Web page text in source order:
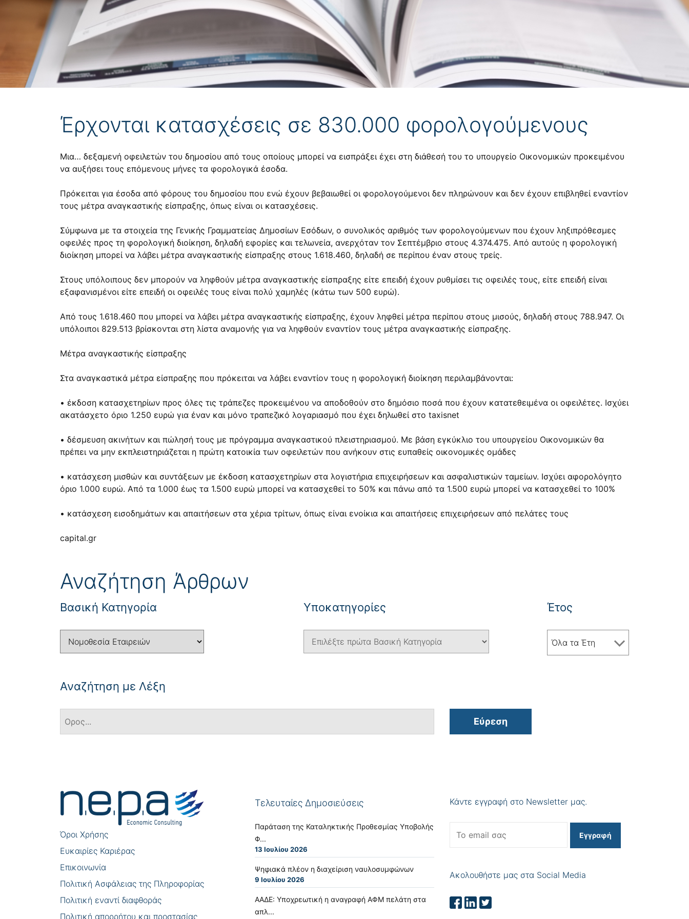
Έρχονται κατασχέσεις σε 830.000 φορολογούμενους
Μια… δεξαμενή οφειλετών του δημοσίου από τους οποίους μπορεί να εισπράξει έχει στη διάθεσή του το υπουργείο Οικονομικών προκειμένου
να αυξήσει τους επόμενους μήνες τα φορολογικά έσοδα.
Πρόκειται για έσοδα από φόρους του δημοσίου που ενώ έχουν βεβαιωθεί οι φορολογούμενοι δεν πληρώνουν και δεν έχουν επιβληθεί εναντίον
τους μέτρα αναγκαστικής είσπραξης, όπως είναι οι κατασχέσεις.
Σύμφωνα με τα στοιχεία της Γενικής Γραμματείας Δημοσίων Εσόδων, ο συνολικός αριθμός των φορολογούμενων που έχουν ληξιπρόθεσμες
οφειλές προς τη φορολογική διοίκηση, δηλαδή εφορίες και τελωνεία, ανερχόταν τον Σεπτέμβριο στους 4.374.475. Από αυτούς η φορολογική
διοίκηση μπορεί να λάβει μέτρα αναγκαστικής είσπραξης στους 1.618.460, δηλαδή σε περίπου έναν στους τρείς.
Στους υπόλοιπους δεν μπορούν να ληφθούν μέτρα αναγκαστικής είσπραξης είτε επειδή έχουν ρυθμίσει τις οφειλές τους, είτε επειδή είναι
εξαφανισμένοι είτε επειδή οι οφειλές τους είναι πολύ χαμηλές (κάτω των 500 ευρώ).
Από τους 1.618.460 που μπορεί να λάβει μέτρα αναγκαστικής είσπραξης, έχουν ληφθεί μέτρα περίπου στους μισούς, δηλαδή στους 788.947. Οι
υπόλοιποι 829.513 βρίσκονται στη λίστα αναμονής για να ληφθούν εναντίον τους μέτρα αναγκαστικής είσπραξης.
Μέτρα αναγκαστικής είσπραξης
Στα αναγκαστικά μέτρα είσπραξης που πρόκειται να λάβει εναντίον τους η φορολογική διοίκηση περιλαμβάνονται:
• έκδοση κατασχετηρίων προς όλες τις τράπεζες προκειμένου να αποδοθούν στο δημόσιο ποσά που έχουν κατατεθειμένα οι οφειλέτες. Ισχύει
ακατάσχετο όριο 1.250 ευρώ για έναν και μόνο τραπεζικό λογαριασμό που έχει δηλωθεί στο taxisnet
• δέσμευση ακινήτων και πώλησή τους με πρόγραμμα αναγκαστικού πλειστηριασμού. Με βάση εγκύκλιο του υπουργείου Οικονομικών θα
πρέπει να μην εκπλειστηριάζεται η πρώτη κατοικία των οφειλετών που ανήκουν στις ευπαθείς οικονομικές ομάδες
• κατάσχεση μισθών και συντάξεων με έκδοση κατασχετηρίων στα λογιστήρια επιχειρήσεων και ασφαλιστικών ταμείων. Ισχύει αφορολόγητο
όριο 1.000 ευρώ. Από τα 1.000 έως τα 1.500 ευρώ μπορεί να κατασχεθεί το 50% και πάνω από τα 1.500 ευρώ μπορεί να κατασχεθεί το 100%
• κατάσχεση εισοδημάτων και απαιτήσεων στα χέρια τρίτων, όπως είναι ενοίκια και απαιτήσεις επιχειρήσεων από πελάτες τους
capital.gr
Αναζήτηση Άρθρων
Βασική Κατηγορία Yποκατηγορίες Έτος
Όλα τα Έτη
Αναζήτηση με Λέξη
Εύρεση
Όροι Χρήσης
Eυκαιρίες Καριέρας
Επικοινωνία
Πολιτική Ασφάλειας της Πληροφορίας
Πολιτική εναντί διαφθοράς
Πολιτική απορρήτου και προστασίας
Τελευταίες Δημοσιεύσεις
Παράταση της Καταληκτικής Προθεσμίας Υποβολής
Φ...
13 Ιουλίου 2026
Ψηφιακά πλέον η διαχείριση ναυλοσυμφώνων
9 Ιουλίου 2026
ΑΑΔΕ: Υποχρεωτική η αναγραφή ΑΦΜ πελάτη στα
απλ...
Κάντε εγγραφή στο Newsletter μας.
Εγγραφή
Ακολουθήστε μας στα Social Media